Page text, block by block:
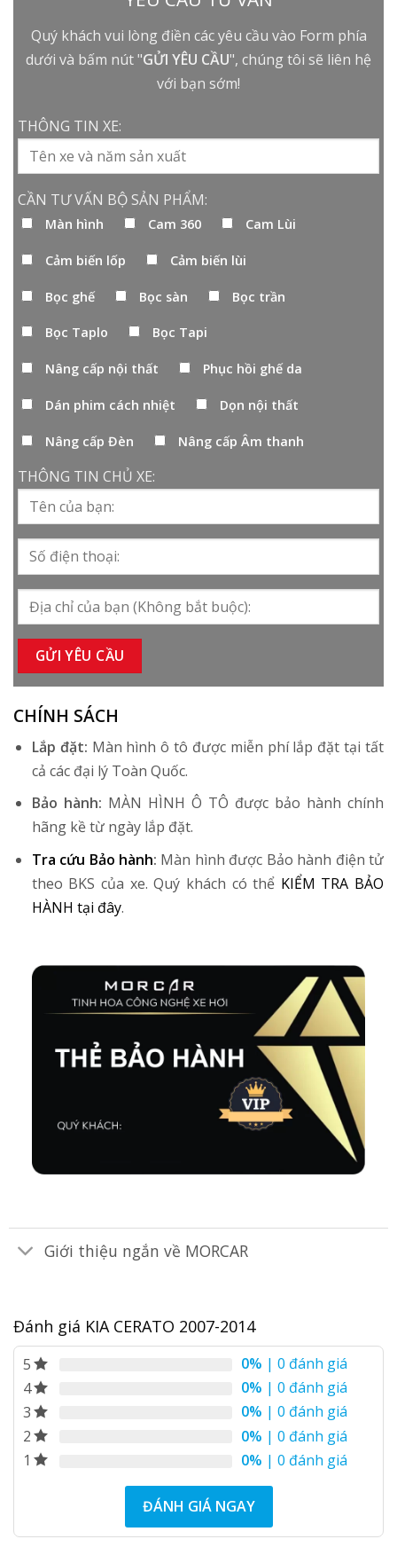
Quý khách vui lòng điền các yêu cầu vào Form phía
dưới và bấm nút "GỬI YÊU CẦU", chúng tôi sẽ liên hệ
với bạn sớm!
THÔNG TIN XE:
CẦN TƯ VẤN BỘ SẢN PHẨM:
Màn hình Cam 360 Cam Lùi
Cảm biến lốp Cảm biến lùi
Bọc ghế Bọc sàn Bọc trần
Bọc Taplo Bọc Tapi
Nâng cấp nội thất Phục hồi ghế da
Dán phim cách nhiệt Dọn nội thất
Nâng cấp Đèn Nâng cấp Âm thanh
THÔNG TIN CHỦ XE:
CHÍNH SÁCH
Lắp đặt: Màn hình ô tô được miễn phí lắp đặt tại tất
cả các đại lý Toàn Quốc.
Bảo hành: MÀN HÌNH Ô TÔ được bảo hành chính
hãng kề từ ngày lắp đặt.
Tra cứu Bảo hành: Màn hình được Bảo hành điện tử
theo BKS của xe. Quý khách có thể KIỂM TRA BẢO
HÀNH tại đây.
Giới thiệu ngắn về MORCAR
Đánh giá KIA CERATO 2007-2014
5 0% | 0 đánh giá
4
0% | 0 đánh giá
3
0% | 0 đánh giá
2
0% | 0 đánh giá
1
0% | 0 đánh giá
ĐÁNH GIÁ NGAY